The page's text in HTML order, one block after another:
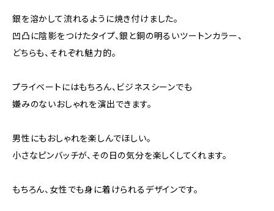
銀を溶かして流れるように焼き付けました。
凹凸に陰影をつけたタイプ、銀と銅の明るいツートンカラー、
どちらも、それぞれ魅力的。
プライベートにはもちろん、ビジネスシーンでも
嫌みのないおしゃれを演出できます。
男性にもおしゃれを楽しんでほしい。
小さなピンバッチが、その日の気分を楽しくしてくれます。
もちろん、女性でも身に着けられるデザインです。